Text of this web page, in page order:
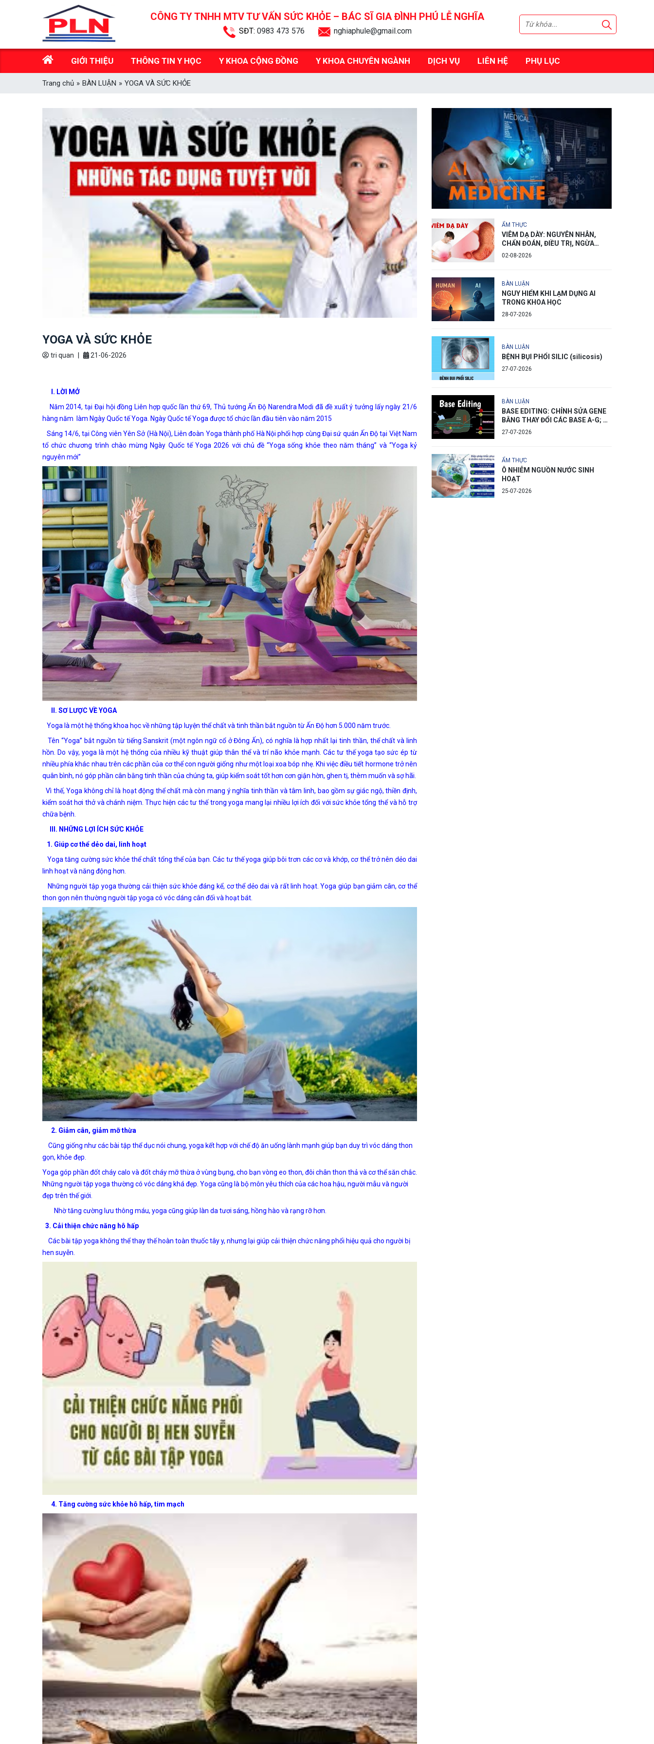
CÔNG TY TNHH MTV TƯ VẤN SỨC KHỎE – BÁC SĨ GIA ĐÌNH PHÚ LỄ NGHĨA
SĐT: 0983 473 576 nghiaphule@gmail.com
GIỚI THIỆU THÔNG TIN Y HỌC Y KHOA CỘNG ĐỒNG Y KHOA CHUYÊN NGÀNH DỊCH VỤ LIÊN HỆ PHỤ LỤC
Trang chủ » BÀN LUẬN » YOGA VÀ SỨC KHỎE
YOGA VÀ SỨC KHỎE
tri quan 21-06-2026
I. LỜI MỞ
Năm 2014, tại Đại hội đồng Liên hợp quốc lần thứ 69, Thủ tướng Ấn Độ Narendra Modi đã đề xuất ý tưởng lấy ngày 21/6
hàng năm làm Ngày Quốc tế Yoga. Ngày Quốc tế Yoga được tổ chức lần đầu tiên vào năm 2015
Sáng 14/6, tại Công viên Yên Sở (Hà Nội), Liên đoàn Yoga thành phố Hà Nội phối hợp cùng Đại sứ quán Ấn Độ tại Việt Nam
tổ chức chương trình chào mừng Ngày Quốc tế Yoga 2026 với chủ đề “Yoga sống khỏe theo năm tháng” và “Yoga kỷ
nguyên mới”
II. SƠ LƯỢC VỀ YOGA
Yoga là một hệ thống khoa học về những tập luyện thể chất và tinh thần bắt nguồn từ Ấn Độ hơn 5.000 năm trước.
Tên “Yoga” bắt nguồn từ tiếng Sanskrit (một ngôn ngữ cổ ở Đông Ấn), có nghĩa là hợp nhất lại tinh thần, thể chất và linh
hồn. Do vậy, yoga là một hệ thống của nhiều kỹ thuật giúp thân thể và trí não khỏe mạnh. Các tư thế yoga tạo sức ép từ
nhiều phía khác nhau trên các phần của cơ thể con người giống như một loại xoa bóp nhẹ. Khi việc điều tiết hormone trở nên
quân bình, nó góp phần cân bằng tinh thần của chúng ta, giúp kiểm soát tốt hơn cơn giận hờn, ghen tị, thèm muốn và sợ hãi.
Vì thế, Yoga không chỉ là hoạt động thể chất mà còn mang ý nghĩa tinh thần và tâm linh, bao gồm sự giác ngộ, thiền định,
kiểm soát hơi thở và chánh niệm. Thực hiện các tư thế trong yoga mang lại nhiều lợi ích đối với sức khỏe tổng thể và hỗ trợ
chữa bệnh.
III. NHỮNG LỢI ÍCH SỨC KHỎE
1. Giúp cơ thể dẻo dai, linh hoạt
Yoga tăng cường sức khỏe thể chất tổng thể của bạn. Các tư thế yoga giúp bôi trơn các cơ và khớp, cơ thể trở nên dẻo dai
linh hoạt và năng động hơn.
Những người tập yoga thường cải thiện sức khỏe đáng kể, cơ thể dẻo dai và rất linh hoạt. Yoga giúp bạn giảm cân, cơ thể
thon gọn nên thường người tập yoga có vóc dáng cân đối và hoạt bát.
2. Giảm cân, giảm mỡ thừa
Cũng giống như các bài tập thể dục nói chung, yoga kết hợp với chế độ ăn uống lành mạnh giúp bạn duy trì vóc dáng thon
gọn, khỏe đẹp.
Yoga góp phần đốt cháy calo và đốt cháy mỡ thừa ở vùng bụng, cho bạn vòng eo thon, đôi chân thon thả và cơ thể săn chắc.
Những người tập yoga thường có vóc dáng khá đẹp. Yoga cũng là bộ môn yêu thích của các hoa hậu, người mẫu và người
đẹp trên thế giới.
Nhờ tăng cường lưu thông máu, yoga cũng giúp làn da tươi sáng, hồng hào và rạng rỡ hơn.
3. Cải thiện chức năng hô hấp
Các bài tập yoga không thể thay thế hoàn toàn thuốc tây y, nhưng lại giúp cải thiện chức năng phổi hiệu quả cho người bị
hen suyễn.
4. Tăng cường sức khỏe hô hấp, tim mạch
ẨM THỰC
VIÊM DẠ DÀY: NGUYÊN NHÂN,
CHẨN ĐOÁN, ĐIỀU TRỊ, NGỪA
PHÒNG
02-08-2026
BÀN LUẬN
NGUY HIỂM KHI LẠM DỤNG AI
TRONG KHOA HỌC
28-07-2026
BÀN LUẬN
BỆNH BỤI PHỔI SILIC (silicosis)
27-07-2026
BÀN LUẬN
BASE EDITING: CHỈNH SỬA GENE
BẰNG THAY ĐỔI CÁC BASE A-G; C-
T
27-07-2026
ẨM THỰC
Ô NHIỄM NGUỒN NƯỚC SINH
HOẠT
25-07-2026